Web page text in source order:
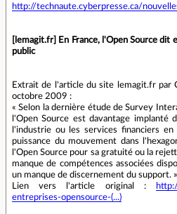
http://technaute.cyberpresse.ca/
[lemagit.fr] En France, l'Open Source dit
public
Extrait de l'article du site lemagit.fr par
octobre 2009 :
« Selon la dernière étude de Survey
l'Open Source est davantage implanté
l'industrie ou les services financiers en
puissance du mouvement dans
l'Open Source pour sa gratuité ou la
manque de compétences associées
un manque de discernement du support. »
Lien vers l'article original :
entreprises-opensource-(...)